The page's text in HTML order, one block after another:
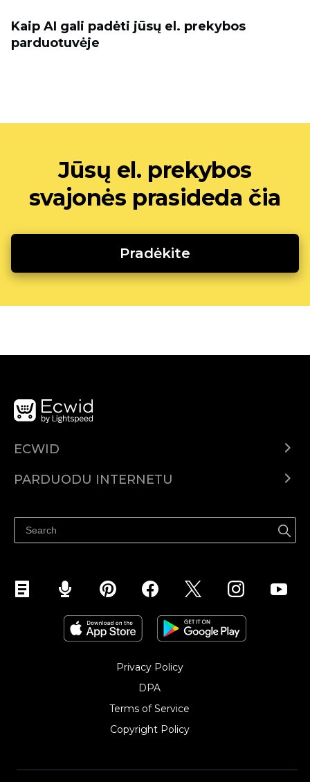
Kaip AI gali padėti jūsų el. prekybos
parduotuvėje
Jūsų el. prekybos
svajonės prasideda čia
Pradėkite
ECWID
Kainodara
PARDUODU INTERNETU
Parduodu Facebook
Parduodu Instagram
Privacy Policy
DPA
Terms of Service
Copyright Policy‎